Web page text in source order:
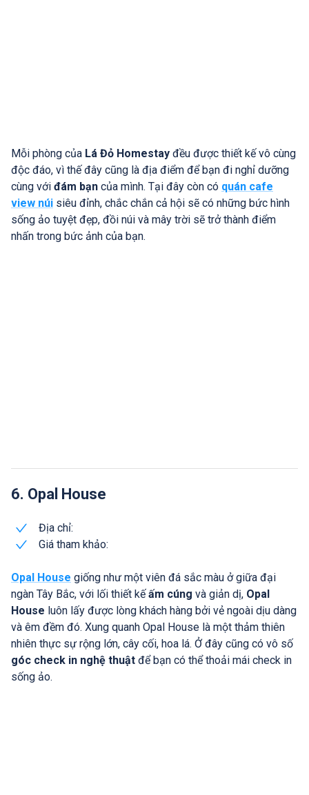
Mỗi phòng của Lá Đỏ Homestay đều được thiết kế vô cùng
độc đáo, vì thế đây cũng là địa điểm để bạn đi nghỉ dưỡng
cùng với đám bạn của mình. Tại đây còn có quán cafe
view núi siêu đỉnh, chắc chắn cả hội sẽ có những bức hình
sống ảo tuyệt đẹp, đồi núi và mây trời sẽ trở thành điểm
nhấn trong bức ảnh của bạn.
6. Opal House
Địa chỉ:
Giá tham khảo:
Opal House giống như một viên đá sắc màu ở giữa đại
ngàn Tây Bắc, với lối thiết kếấm cúng và giản dị, Opal
House luôn lấy được lòng khách hàng bởi vẻ ngoài dịu dàng
và êm đềm đó. Xung quanh Opal House là một thảm thiên
nhiên thực sự rộng lớn, cây cối, hoa lá. Ở đây cũng có vô số
góc check in nghệ thuật để bạn có thể thoải mái check in
sống ảo.